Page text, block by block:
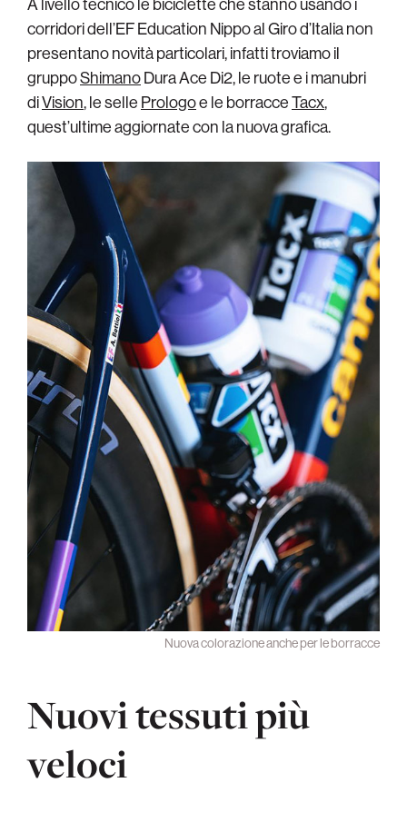
A livello tecnico le biciclette che stanno usando i
corridori dell’EF Education Nippo al Giro d’Italia non
presentano novità particolari, infatti troviamo il
gruppoShimanoDura Ace Di2, le ruote e i manubri
diVision, le selle Prologoe le borracceTacx,
quest’ultime aggiornate con la nuova grafica.
Nuova colorazione anche per le borracce
Nuovi tessuti più
veloci